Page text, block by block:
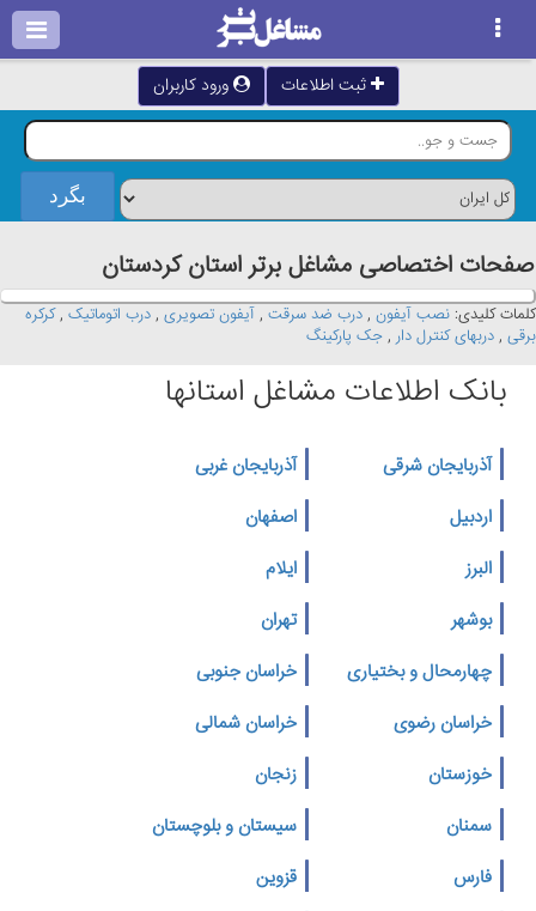
ثبت اطلاعات ورود کاربران
صفحات اختصاصی مشاغل برتر استان كردستان
کلمات کلیدی: نصب آیفون , درب ضد سرقت , آیفون تصویری , درب اتوماتیک ,کرکره
برقی , دربهای کنترل دار , جک پارکینگ
بانک اطلاعات مشاغل استانها
آذربایجان شرقی
آذربایجان غربی
اردبیل
اصفهان
البرز
ایلام
بوشهر
تهران
چهارمحال و بختیاری
خراسان جنوبی
خراسان رضوی
خراسان شمالی
خوزستان
زنجان
سمنان
سیستان و بلوچستان
فارس
قزوین